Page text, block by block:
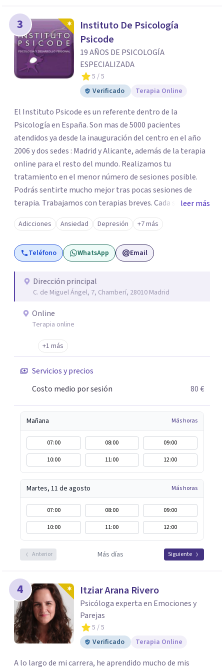
3
Instituto De Psicología
Psicode
19 AÑOS DE PSICOLOGÍA
ESPECIALIZADA
5 / 5
Verificado
Terapia Online
El Instituto Psicode es un referente dentro de la
Psicología en España. Son mas de 5000 pacientes
atendidos ya desde la inauguración del centro en el año
2006 y dos sedes : Madrid y Alicante, además de la terapia
online para el resto del mundo. Realizamos tu
tratamiento en el menor número de sesiones posible.
Podrás sentirte mucho mejor tras pocas sesiones de
terapia. Trabajamos con terapias breves. Cada sesión de
terapia te resultará de utilidad y te ayudará a conseguir
tus objetivos. Entre nuestras especialidades destaca la
terapia de pareja y sexual, así como el tratamiento de
problemas emocionales, obsesiones, ansiedad , estrés,
además con un servicio de hipnosis regresiva para el
trabajo de "Terapia del Alma".
leer más
Adicciones Ansiedad Depresión +7 más
Teléfono WhatsApp Email
Dirección principal
C. de Miguel Ángel, 7, Chamberí, 28010 Madrid
Online
Terapia online
+1 más
Servicios y precios
Costo medio por sesión
80 €
Mañana Más horas
07:00 08:00
09:00
10:00
11:00 12:00
Martes, 11 de agosto Más horas
07:00 08:00
09:00
10:00
11:00 12:00
Anterior Más días Siguiente
4 Itziar Arana Rivero
Psicóloga experta en Emociones y
Parejas
5 / 5
Verificado
Terapia Online
A lo largo de mi carrera, he aprendido mucho de mis